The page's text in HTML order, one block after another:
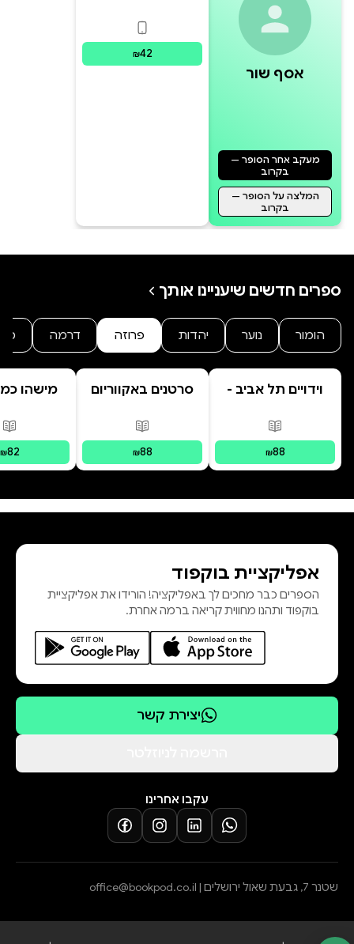
אסף שור
מעקב אחר הסופר —
בקרוב
המלצה על הסופר —
בקרוב
פורמטים זמינים
₪42
ספרים חדשים שיעניינו אותך
הומור נוער יהדות פרוזה דרמה
וידויים תל אביב -
פורמטים זמינים
מודפס
₪88
סרטנים באקווריום
פורמטים זמינים מודפס
₪88
מישהו
₪82
אפליקציית בוקפוד
הספרים כבר מחכים לך באפליקציה! הורידו את אפליקציית
בוקפוד ותהנו מחווית קריאה ברמה אחרת.
יצירת קשר
עקבו אחרינו
שטנר 7, גבעת שאול ירושלים | office@bookpod.co.il